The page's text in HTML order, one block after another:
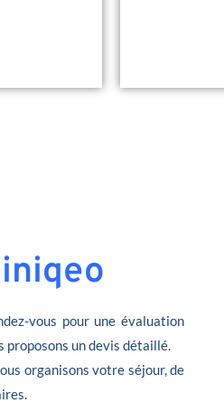
vous pour une évaluation
proposons un devis détaillé.
organisons votre séjour, de